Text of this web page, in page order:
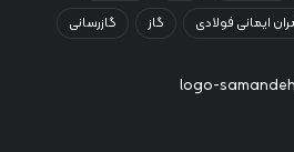
ایمانی فولادی گاز گازرسانی